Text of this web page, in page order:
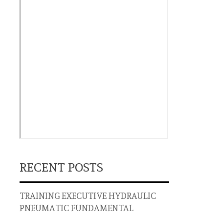
RECENT POSTS
TRAINING EXECUTIVE HYDRAULIC
PNEUMATIC FUNDAMENTAL